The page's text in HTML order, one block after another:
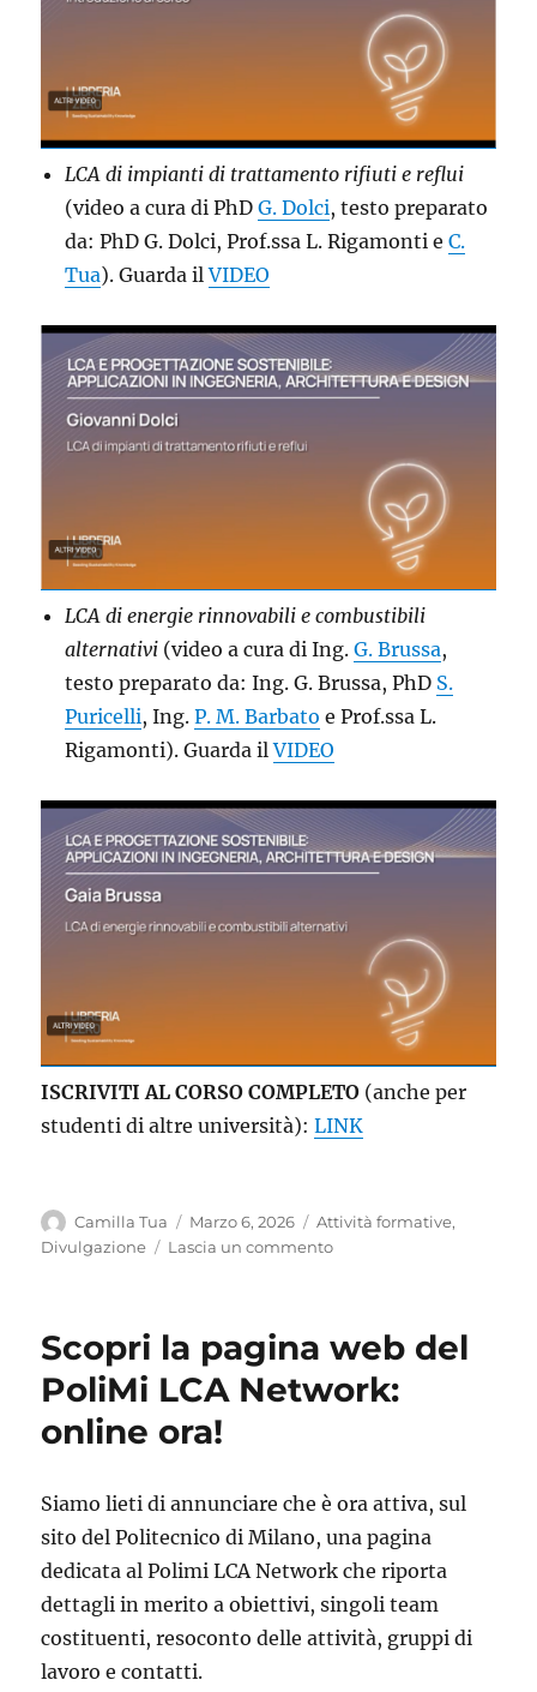
LCA di impianti di trattamento rifiuti e reflui
(video a cura di PhDG. Dolci, testo preparato
da: PhD G. Dolci, Prof.ssa L. Rigamonti eC.
Tua). Guarda ilVIDEO
LCA di energie rinnovabili e combustibili
alternativi (video a cura di Ing.G. Brussa,
testo preparato da: Ing. G. Brussa, PhD S.
Puricelli, Ing.P. M. Barbato e Prof.ssa L.
Rigamonti). Guarda ilVIDEO
ISCRIVITI AL CORSO COMPLETO (anche per
studenti di altre università):LINK
Autore
Camilla Tua
Pubblicato
il
Marzo 6, 2026 Categorie
Attività formative,
Divulgazione
Lascia un commentosu
–
“LCA
applicazioni
ingegneria,
architettura
e
Scopri la pagina web del
PoliMi LCA Network:
online ora!
Siamo lieti di annunciare che è ora attiva, sul
sito del Politecnico di Milano, una pagina
dedicata al Polimi LCA Network che riporta
dettagli in merito a obiettivi, singoli team
costituenti, resoconto delle attività, gruppi di
lavoro e contatti.